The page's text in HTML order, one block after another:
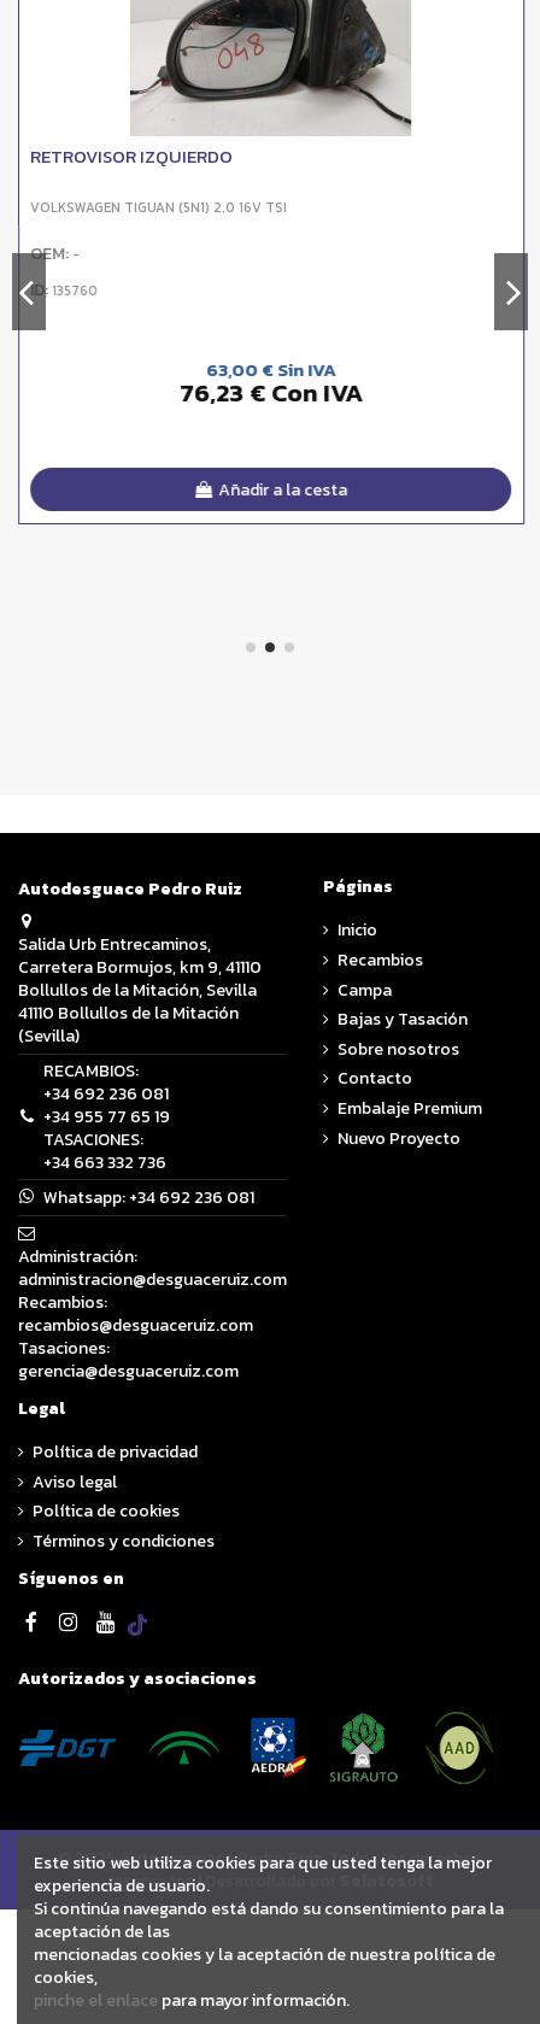
RETROVISOR IZQUIERDO
VOLKSWAGEN TIGUAN (5N1) 2.0 16V TSI
OEM: -
ID: 135760
63,00 € Sin IVA
76,23 € Con IVA
Añadir a la cesta
Autodesguace Pedro Ruiz
Salida Urb Entrecaminos,
Carretera Bormujos, km 9, 41110
Bollullos de la Mitación, Sevilla
41110 Bollullos de la Mitación
(Sevilla)
RECAMBIOS:
+34 692 236 081
+34 955 77 65 19
TASACIONES:
+34 663 332 736
Whatsapp:+34 692 236 081
Administración:
administracion@desguaceruiz.com
Recambios:
recambios@desguaceruiz.com
Tasaciones:
gerencia@desguaceruiz.com
Páginas
Inicio
Recambios
Campa
Bajas y Tasación
Sobre nosotros
Contacto
Embalaje Premium
Nuevo Proyecto
Legal
Política de privacidad
Aviso legal
Política de cookies
Términos y condiciones
Síguenos en
Autorizados y asociaciones
© 2025 Autodesguace Pedro Ruiz. Todos los derechos
reservados | Desarrollado por
Este sitio web utiliza cookies para que usted tenga la mejor
experiencia de usuario.
Si continúa navegando está dando su consentimiento para la
aceptación de las
mencionadas cookies y la aceptación de nuestra política de
cookies,
pinche el enlace para mayor información.